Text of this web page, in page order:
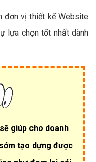
đơn vị thiết kế Website
lựa chọn tốt nhất dành
giúp cho doanh
tạo dựng được